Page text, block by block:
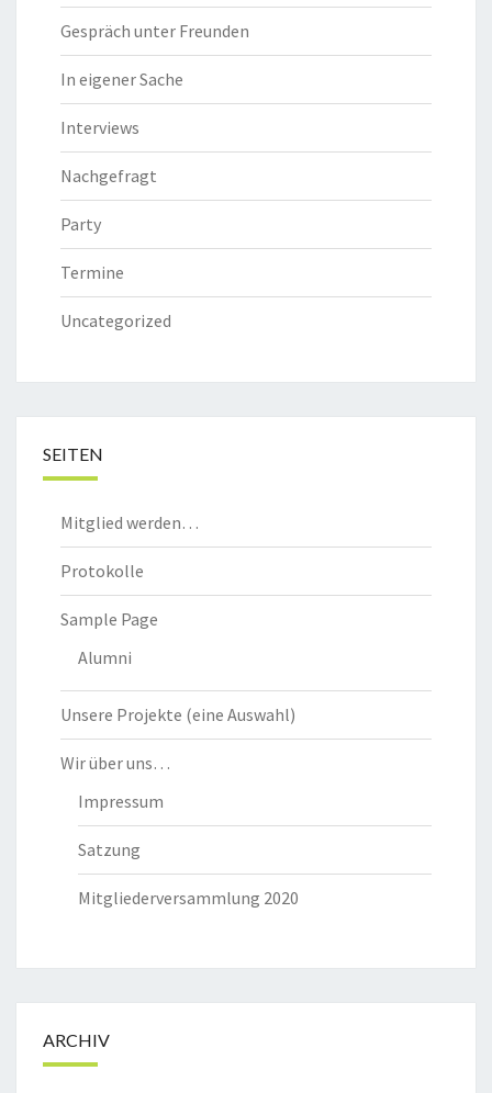
Gespräch unter Freunden
In eigener Sache
Interviews
Nachgefragt
Party
Termine
Uncategorized
SEITEN
Mitglied werden…
Protokolle
Sample Page
Alumni
Unsere Projekte (eine Auswahl)
Wir über uns…
Impressum
Satzung
Mitgliederversammlung 2020
ARCHIV